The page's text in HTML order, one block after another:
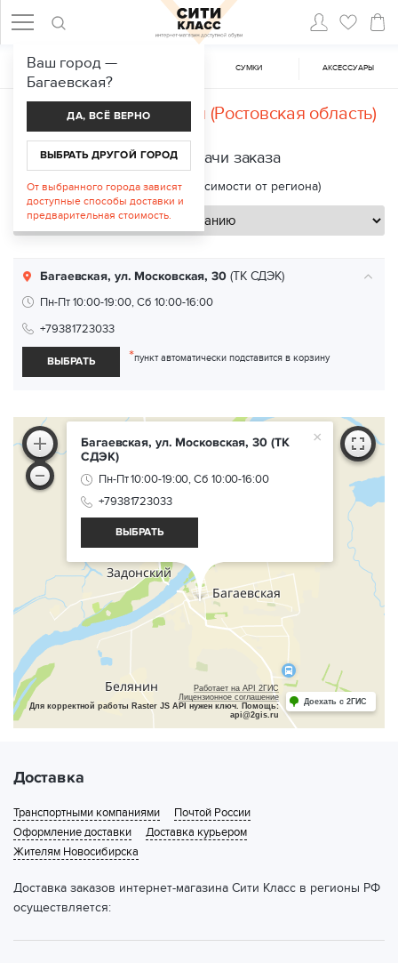
ЖЕНСКАЯ ОБУВЬ CУМКИ АКСЕССУАРЫ
Доставка вБагаевская (Ростовская область)
Пункты выдачи заказа
Срок доставки: 2—8 дней (в зависимости от региона)
Багаевская, ул. Московская, 30 (ТК СДЭК)
Пн-Пт 10:00-19:00, Сб 10:00-16:00
+79381723033
ВЫБРАТЬ *пункт автоматически подставится в корзину
×
Багаевская, ул. Московская, 30 (ТК
СДЭК)
Пн-Пт 10:00-19:00, Сб 10:00-16:00
+79381723033
ВЫБРАТЬ
Работает на API 2ГИС
Лицензионное соглашение
Для корректной работы Raster JS API нужен ключ. Помощь:
api@2gis.ru
Доехать с 2ГИС
Доставка
Транспортными компаниями
Почтой России
Оформление доставки
Доставка курьером
Жителям Новосибирска
Доставка заказов интернет-магазина Сити Класс в регионы РФ
осуществляется:
Ваш город —
Багаевская?
ДА, ВСЁ ВЕРНО
ВЫБРАТЬ ДРУГОЙ ГОРОД
От выбранного города зависят
доступные способы доставки и
предварительная стоимость.